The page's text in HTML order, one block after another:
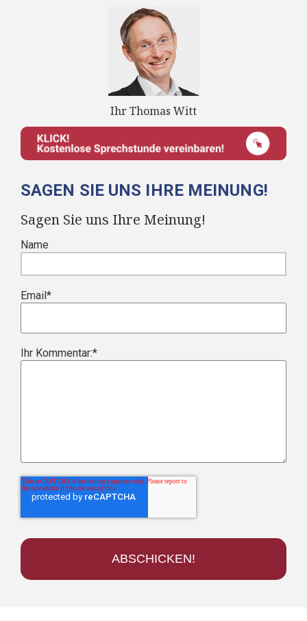
Ihr Thomas Witt
SAGEN SIE UNS IHRE MEINUNG!
Sagen Sie uns Ihre Meinung!
Name
Email*
Ihr Kommentar:*